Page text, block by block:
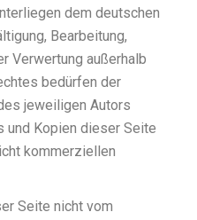
dem deutschen
Bearbeitung,
Verwertung außerhalb
bedürfen der
jeweiligen Autors
und Kopien dieser Seite
kommerziellen
Seite nicht vom